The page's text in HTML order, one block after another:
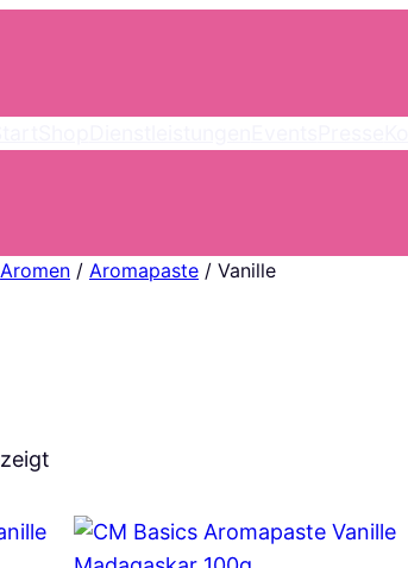
Aromen / Aromapaste / Vanille
sortiert